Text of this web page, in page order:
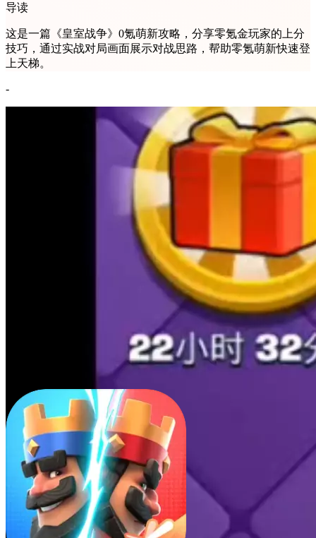
导读
这是一篇《皇室战争》0氪萌新攻略，分享零氪金玩家的上分
技巧，通过实战对局画面展示对战思路，帮助零氪萌新快速登
上天梯。
-